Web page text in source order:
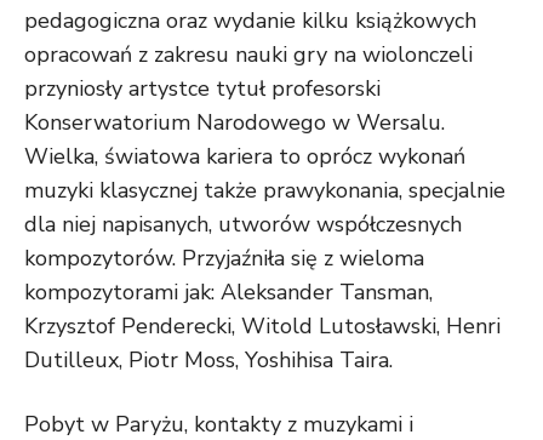
pedagogiczna oraz wydanie kilku książkowych
opracowań z zakresu nauki gry na wiolonczeli
przyniosły artystce tytuł profesorski
Konserwatorium Narodowego w Wersalu.
Wielka, światowa kariera to oprócz wykonań
muzyki klasycznej także prawykonania, specjalnie
dla niej napisanych, utworów współczesnych
kompozytorów. Przyjaźniła się z wieloma
kompozytorami jak: Aleksander Tansman,
Krzysztof Penderecki, Witold Lutosławski, Henri
Dutilleux, Piotr Moss, Yoshihisa Taira.
Pobyt w Paryżu, kontakty z muzykami i